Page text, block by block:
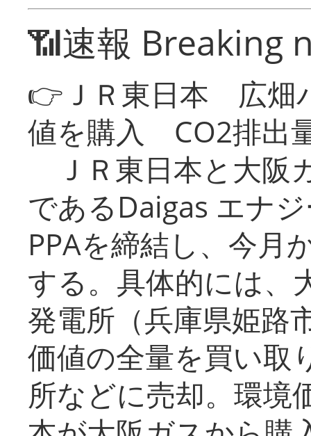
📶速報 Breaking
👉ＪＲ東日本 広畑
値を購入 CO2排出
ＪＲ東日本と大阪
であるDaigas エナ
PPAを締結し、今月
する。具体的には、
発電所（兵庫県姫路
価値の全量を買い取
所などに売却。環境